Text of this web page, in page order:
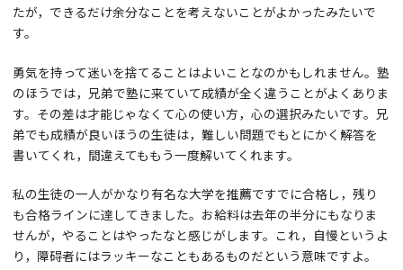
たが，できるだけ余分なことを考えないことがよかったみたいで
す。
勇気を持って迷いを捨てることはよいことなのかもしれません。塾
のほうでは，兄弟で塾に来ていて成績が全く違うことがよくありま
す。その差は才能じゃなくて心の使い方，心の選択みたいです。兄
弟でも成績が良いほうの生徒は，難しい問題でもとにかく解答を
書いてくれ，間違えてももう一度解いてくれます。
私の生徒の一人がかなり有名な大学を推薦ですでに合格し，残り
も合格ラインに達してきました。お給料は去年の半分にもなりま
せんが，やることはやったなと感じがします。これ，自慢というよ
り，障碍者にはラッキーなこともあるものだという意味ですよ。